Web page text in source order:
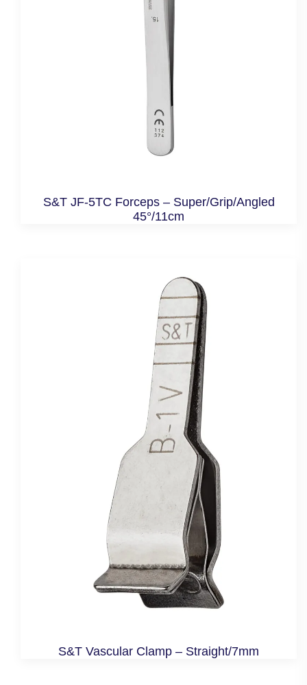
S&T JF-5TC Forceps – Super/Grip/Angled
45°/11cm
S&T Vascular Clamp – Straight/7mm